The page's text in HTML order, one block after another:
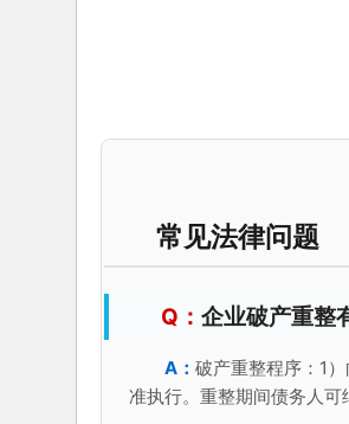
常见法律问题
企业破产重整
破产重整程序：1
准执行。重整期间债务人可